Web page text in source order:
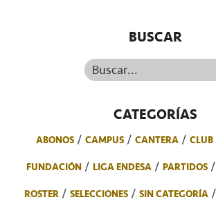
BUSCAR
Buscar...
CATEGORÍAS
ABONOS CAMPUS CANTERA CLUB
FUNDACIÓN
LIGA ENDESA PARTIDOS
ROSTER
SELECCIONES SIN CATEGORÍA